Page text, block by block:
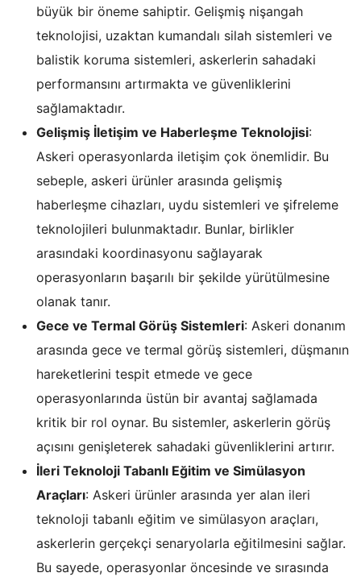
büyük bir öneme sahiptir. Gelişmiş nişangah
teknolojisi, uzaktan kumandalı silah sistemleri ve
balistik koruma sistemleri, askerlerin sahadaki
performansını artırmakta ve güvenliklerini
sağlamaktadır.
Gelişmiş İletişim ve Haberleşme Teknolojisi:
Askeri operasyonlarda iletişim çok önemlidir. Bu
sebeple, askeri ürünler arasında gelişmiş
haberleşme cihazları, uydu sistemleri ve şifreleme
teknolojileri bulunmaktadır. Bunlar, birlikler
arasındaki koordinasyonu sağlayarak
operasyonların başarılı bir şekilde yürütülmesine
olanak tanır.
Gece ve Termal Görüş Sistemleri: Askeri donanım
arasında gece ve termal görüş sistemleri, düşmanın
hareketlerini tespit etmede ve gece
operasyonlarında üstün bir avantaj sağlamada
kritik bir rol oynar. Bu sistemler, askerlerin görüş
açısını genişleterek sahadaki güvenliklerini artırır.
İleri Teknoloji Tabanlı Eğitim ve Simülasyon
Araçları: Askeri ürünler arasında yer alan ileri
teknoloji tabanlı eğitim ve simülasyon araçları,
askerlerin gerçekçi senaryolarla eğitilmesini sağlar.
Bu sayede, operasyonlar öncesinde ve sırasında